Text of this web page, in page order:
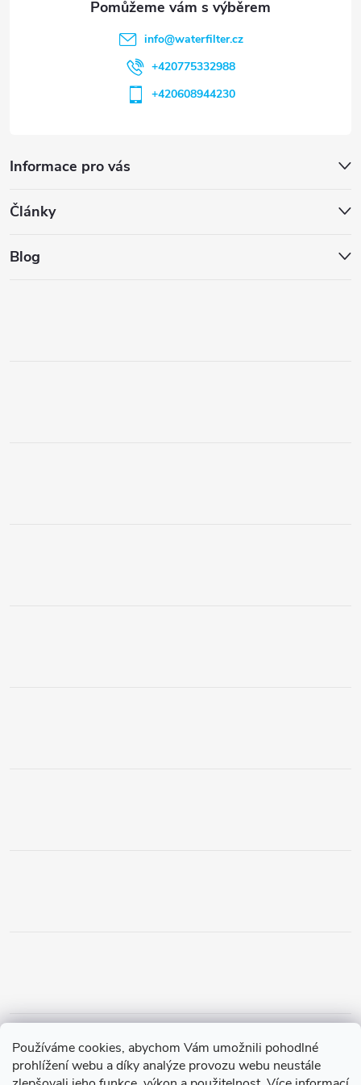
Používáme cookies, abychom Vám umožnili pohodlné
prohlížení webu a díky analýze provozu webu neustále
Informace pro vás
Články
Blog
info@waterfilter.cz
+420775332988
+420608944230
Zásady ochrany osobních údajů
Doprava a platba Tříletá záruka